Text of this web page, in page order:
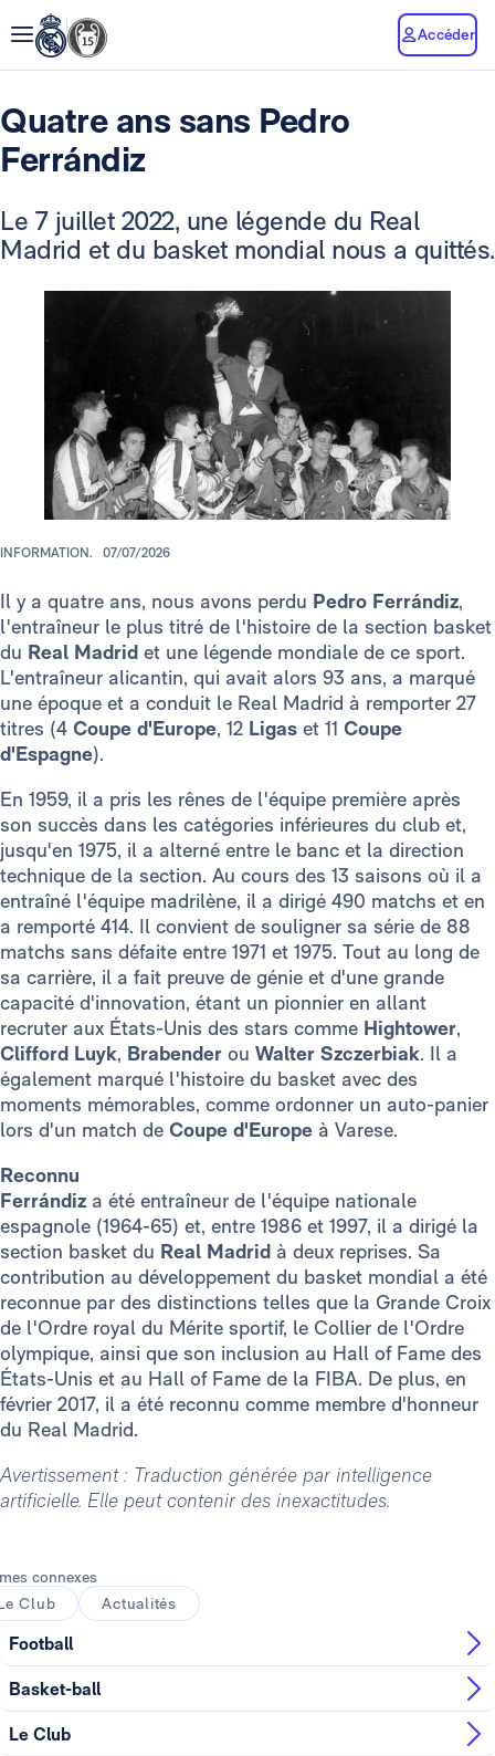
Accéder
Quatre ans sans Pedro
Ferrándiz
Le 7 juillet 2022, une légende du Real
Madrid et du basket mondial nous a quittés.
INFORMATION. 07/07/2026
Il y a quatre ans, nous avons perdu Pedro Ferrándiz,
l'entraîneur le plus titré de l'histoire de la section basket
du Real Madrid et une légende mondiale de ce sport.
L'entraîneur alicantin, qui avait alors 93 ans, a marqué
une époque et a conduit le Real Madrid à remporter 27
titres (4 Coupe d'Europe, 12 Ligas et 11 Coupe
d'Espagne).
En 1959, il a pris les rênes de l'équipe première après
son succès dans les catégories inférieures du club et,
jusqu'en 1975, il a alterné entre le banc et la direction
technique de la section. Au cours des 13 saisons où il a
entraîné l'équipe madrilène, il a dirigé 490 matchs et en
a remporté 414. Il convient de souligner sa série de 88
matchs sans défaite entre 1971 et 1975. Tout au long de
sa carrière, il a fait preuve de génie et d'une grande
capacité d'innovation, étant un pionnier en allant
recruter aux États-Unis des stars comme Hightower,
Clifford Luyk, Brabender ou Walter Szczerbiak. Il a
également marqué l'histoire du basket avec des
moments mémorables, comme ordonner un auto-panier
lors d'un match de Coupe d'Europe à Varese.
Reconnu
Ferrándiz a été entraîneur de l'équipe nationale
espagnole (1964-65) et, entre 1986 et 1997, il a dirigé la
section basket du Real Madrid à deux reprises. Sa
contribution au développement du basket mondial a été
reconnue par des distinctions telles que la Grande Croix
de l'Ordre royal du Mérite sportif, le Collier de l'Ordre
olympique, ainsi que son inclusion au Hall of Fame des
États-Unis et au Hall of Fame de la FIBA. De plus, en
février 2017, il a été reconnu comme membre d'honneur
du Real Madrid.
Avertissement : Traduction générée par intelligence
artificielle. Elle peut contenir des inexactitudes.
connexes
Club
Actualités
Football
Basket-ball
Le Club